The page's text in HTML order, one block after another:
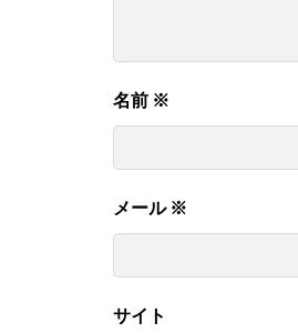
名前 ※
メール ※
サイト